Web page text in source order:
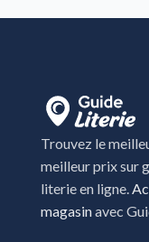
Trouvez le
meilleur prix sur
literie en ligne.
magasinavec